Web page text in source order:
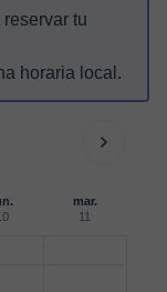
tu
horaria local.
mar.
11